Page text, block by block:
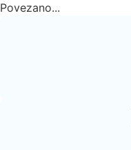
Povezano...